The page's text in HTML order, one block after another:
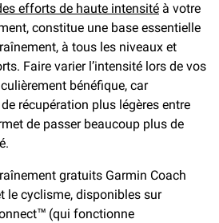
efforts de haute intensité à votre
constitue une base essentielle
à tous les niveaux et
Faire varier l’intensité lors de vos
bénéfique, car
récupération plus légères entre
de passer beaucoup plus de
gratuits Garmin Coach
le cyclisme, disponibles sur
(qui fonctionne